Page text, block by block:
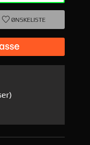
ØNSKELISTE